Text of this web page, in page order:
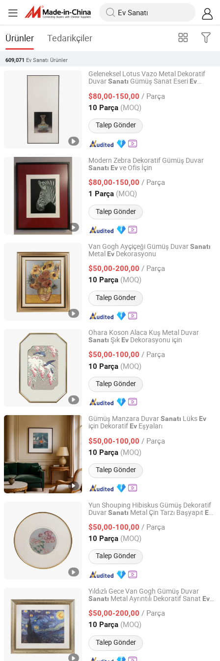
Ürünler Tedarikçiler
609,071 Ev Sanatı Ürünler
Geleneksel Lotus Vazo Metal Dekoratif
DuvarSanatı Gümüş Sanat Eseri Ev
$80,00-150,00 / Parça
10 Parça (MOQ)
Talep Gönder
Zhejiang Royal Palace Workshop Culture & Development
Zhejiang, China
Modern Zebra Dekoratif Gümüş Duvar
Sanatı Evve Ofis İçin
$80,00-150,00 / Parça
1 Parça (MOQ)
Talep Gönder
Zhejiang Royal Palace Workshop Culture & Development
Co.,Ltd.
Zhejiang, China Fiyat 2025
Van Gogh Ayçiçeği Gümüş DuvarSanatı
Metal Ev Dekorasyonu
$50,00-200,00 / Parça
10 Parça (MOQ)
Talep Gönder
Zhejiang Royal Palace Workshop Culture & Development
Co.,Ltd.
Zhejiang, China Fiyat 2025
Ohara Koson Alaca Kuş Metal Duvar
Sanatı Şık Ev Dekorasyonu için
$50,00-100,00 / Parça
10 Parça (MOQ)
Talep Gönder
Zhejiang Royal Palace Workshop Culture & Development
Co.,Ltd.
Zhejiang, China Fiyat 2025
Gümüş Manzara DuvarSanatı Lüks Ev
için Dekoratif Ev Eşyaları
$50,00-100,00 / Parça
10 Parça (MOQ)
Talep Gönder
Zhejiang Royal Palace Workshop Culture & Development
Co.,Ltd.
Zhejiang, China
Yun Shouping Hibiskus Gümüş Dekoratif
DuvarSanatı Metal Çin Tarzı Başyapıt Ev
$50,00-100,00 / Parça
10 Parça (MOQ)
Talep Gönder
Zhejiang Royal Palace Workshop Culture & Development
Co.,Ltd.
Zhejiang, China Fiyat 2025
Yıldızlı Gece Van Gogh Gümüş Duvar
Sanatı Metal Ayrıntılı Dekoratif Sanat Ev
$50,00-200,00 / Parça
10 Parça (MOQ)
Talep Gönder
Zhejiang Royal Palace Workshop Culture & Development
Co.,Ltd.
Zhejiang, China Fiyat 2025